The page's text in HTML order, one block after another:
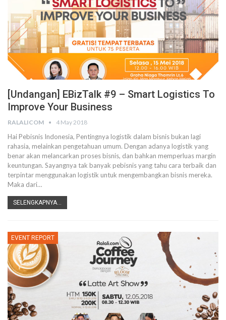
[Undangan] EBizTalk #9 – Smart Logistics To
Improve Your Business
RALALICOM 4 May 2018
Hai Pebisnis Indonesia, Pentingnya logistik dalam bisnis bukan lagi
rahasia, melainkan pengetahuan umum. Dengan adanya logistik yang
benar akan melancarkan proses bisnis, dan bahkan memperluas margin
keuntungan. Sayangnya tak banyak pebisnis yang tahu cara terbaik dan
terpintar menggunakan logistik untuk mengembangkan bisnis mereka.
Maka dari…
SELENGKAPNYA...
EVENT REPORT